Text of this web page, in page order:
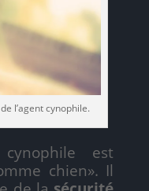
l’agent cynophile.
est
chien». Il